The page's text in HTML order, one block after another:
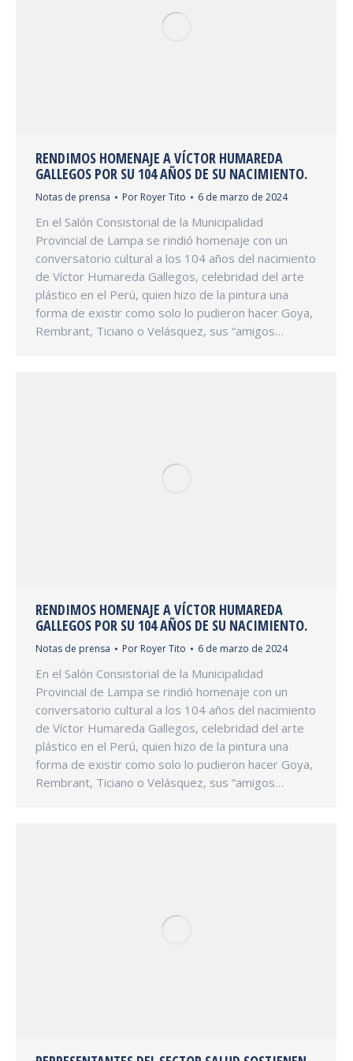
RENDIMOS HOMENAJE A VÍCTOR HUMAREDA
GALLEGOS POR SU 104 AÑOS DE SU NACIMIENTO.
Notas de prensa Por Royer Tito 6 de marzo de 2024
En el Salón Consistorial de la Municipalidad
Provincial de Lampa se rindió homenaje con un
conversatorio cultural a los 104 años del nacimiento
de Víctor Humareda Gallegos, celebridad del arte
plástico en el Perú, quien hizo de la pintura una
forma de existir como solo lo pudieron hacer Goya,
Rembrant, Ticiano o Velásquez, sus “amigos…
RENDIMOS HOMENAJE A VÍCTOR HUMAREDA
GALLEGOS POR SU 104 AÑOS DE SU NACIMIENTO.
Notas de prensa Por Royer Tito 6 de marzo de 2024
En el Salón Consistorial de la Municipalidad
Provincial de Lampa se rindió homenaje con un
conversatorio cultural a los 104 años del nacimiento
de Víctor Humareda Gallegos, celebridad del arte
plástico en el Perú, quien hizo de la pintura una
forma de existir como solo lo pudieron hacer Goya,
Rembrant, Ticiano o Velásquez, sus “amigos…